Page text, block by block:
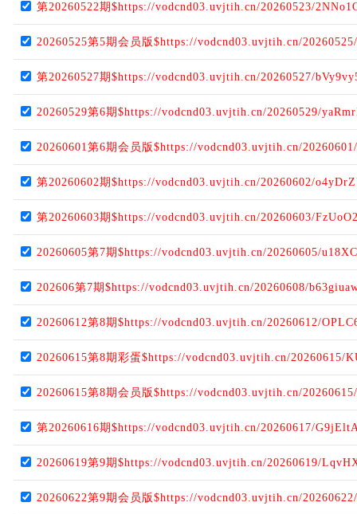
第20260522期$https://vodcnd03.uvjtih.cn/20260523/
20260525第5期会员版$https://vodcnd03.uvjtih.cn/
第20260527期$https://vodcnd03.uvjtih.cn/20260527/
20260529第6期$https://vodcnd03.uvjtih.cn/20260529/
20260601第6期会员版$https://vodcnd03.uvjtih.cn/
第20260602期$https://vodcnd03.uvjtih.cn/20260602/
第20260603期$https://vodcnd03.uvjtih.cn/20260603/
20260605第7期$https://vodcnd03.uvjtih.cn/20260605/
202606第7期$https://vodcnd03.uvjtih.cn/20260608/
20260612第8期$https://vodcnd03.uvjtih.cn/20260612/
20260615第8期彩蛋$https://vodcnd03.uvjtih.cn/20260615/
20260615第8期会员版$https://vodcnd03.uvjtih.cn/
第20260616期$https://vodcnd03.uvjtih.cn/20260617/
20260619第9期$https://vodcnd03.uvjtih.cn/20260619/
20260622第9期会员版$https://vodcnd03.uvjtih.cn/